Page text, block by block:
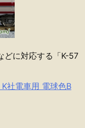
どに対応する「K-57
社電車用 電球色B